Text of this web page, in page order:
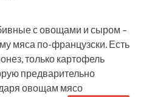
с овощами и сыром –
мяса по-французски. Есть
только картофель
предварительно
овощам мясо